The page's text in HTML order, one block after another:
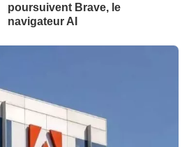
poursuivent Brave, le
navigateur AI